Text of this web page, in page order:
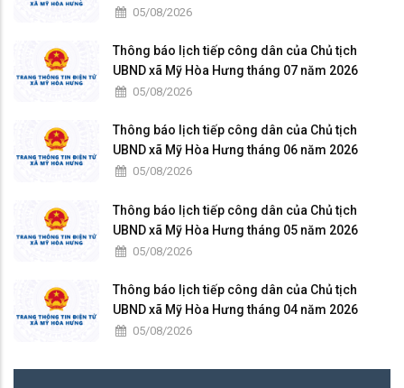
05/08/2026
Thông báo lịch tiếp công dân của Chủ tịch
UBND xã Mỹ Hòa Hưng tháng 07 năm 2026
05/08/2026
Thông báo lịch tiếp công dân của Chủ tịch
UBND xã Mỹ Hòa Hưng tháng 06 năm 2026
05/08/2026
Thông báo lịch tiếp công dân của Chủ tịch
UBND xã Mỹ Hòa Hưng tháng 05 năm 2026
05/08/2026
Thông báo lịch tiếp công dân của Chủ tịch
UBND xã Mỹ Hòa Hưng tháng 04 năm 2026
05/08/2026